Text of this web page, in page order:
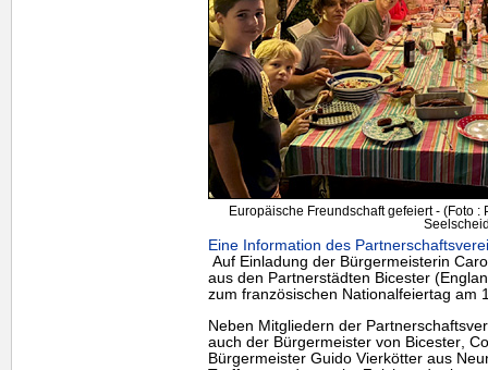
Europäische Freundschaft gefeiert - (Foto
Eine Information des
Auf Einladung der Bürgermeisterin
aus den Partnerstädten Bicester
zum französischen Nationalfeiertag am
Neben Mitgliedern der
auch der Bürgermeister von Bicester,
Bürgermeister Guido Vierkötter aus